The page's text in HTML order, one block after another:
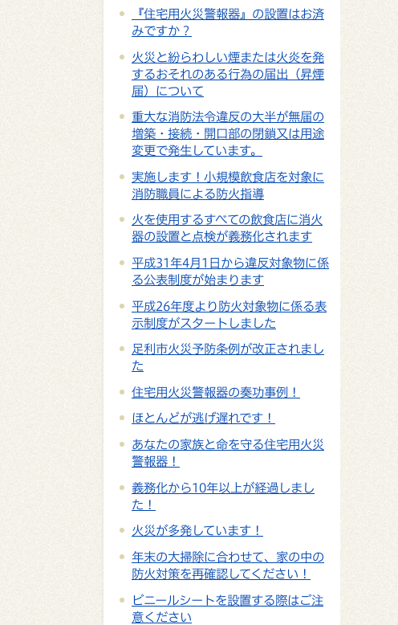
『住宅用火災警報器』の設置はお済
みですか？
火災と紛らわしい煙または火炎を発
するおそれのある行為の届出（昇煙
届）について
重大な消防法令違反の大半が無届の
増築・接続・開口部の閉鎖又は用途
変更で発生しています。
実施します！小規模飲食店を対象に
消防職員による防火指導
火を使用するすべての飲食店に消火
器の設置と点検が義務化されます
平成31年4月1日から違反対象物に係
る公表制度が始まります
平成26年度より防火対象物に係る表
示制度がスタートしました
足利市火災予防条例が改正されまし
た
住宅用火災警報器の奏功事例！
ほとんどが逃げ遅れです！
あなたの家族と命を守る住宅用火災
警報器！
義務化から10年以上が経過しまし
た！
火災が多発しています！
年末の大掃除に合わせて、家の中の
防火対策を再確認してください！
ビニールシートを設置する際はご注
意ください